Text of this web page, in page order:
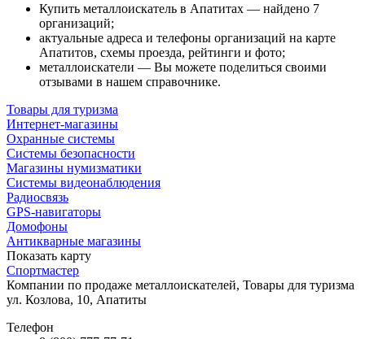
Купить металлоискатель в Апатитах — найдено 7
организаций;
актуальные адреса и телефоны организаций на карте
Апатитов, схемы проезда, рейтинги и фото;
металлоискатели — Вы можете поделиться своими
отзывами в нашем справочнике.
Товары для туризма
Интернет-магазины
Охранные системы
Системы безопасности
Магазины нумизматики
Системы видеонаблюдения
Радиосвязь
GPS-навигаторы
Домофоны
Антикварные магазины
Показать карту
Спортмастер
Компании по продаже металлоискателей, Товары для туризма
ул. Козлова, 10, Апатиты
Телефон